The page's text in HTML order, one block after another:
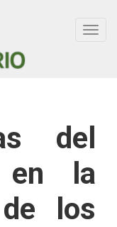
del
en la
los